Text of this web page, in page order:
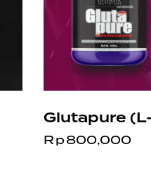
Glutapure
Rp800,000